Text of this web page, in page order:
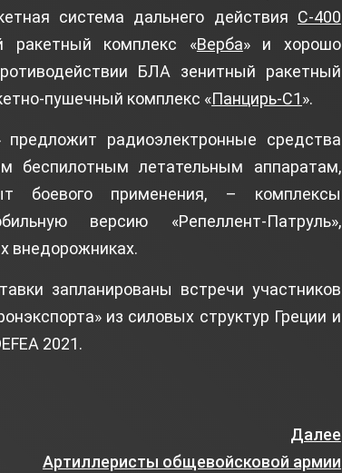
система дальнего действия С-400
ракетный комплекс «Верба» и хорошо
БЛА зенитный ракетный
пушечный комплекс «Панцирь-С1».
предложит радиоэлектронные средства
беспилотным летательным аппаратам,
боевого применения, – комплексы
версию «Репеллент-Патруль»,
внедорожниках.
запланированы встречи участников
из силовых структур Греции и
2021.
Далее
Артиллеристы общевойсковой армии